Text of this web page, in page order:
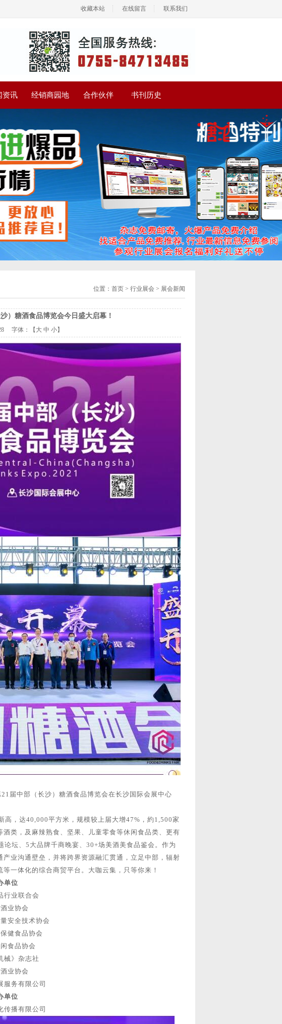
收藏本站 在线留言 联系我们
资讯 经销商园地 合作伙伴 书刊历史
位置： 首页 > 行业展会 > 展会新闻
）糖酒食品博览会今日盛大启幕！
字体：【 大 中 小】
届中部（长沙）糖酒食品博览会在长沙国际会展中心
，达40,000平方米，规模较上届大增47%，約1,500家
类，及麻辣熟食、坚果、儿童零食等休闲食品类、更有
坛、5大品牌千商晚宴、30+场美酒美食品鉴会。作为
业沟通壁垒，并将跨界资源融汇贯通，立足中部，辐射
一体化的综合商贸平台。大咖云集，只等你来！
单位
行业联合会
业协会
安全技术协会
健食品协会
食品协会
械》杂志社
业协会
服务有限公司
单位
传播有限公司